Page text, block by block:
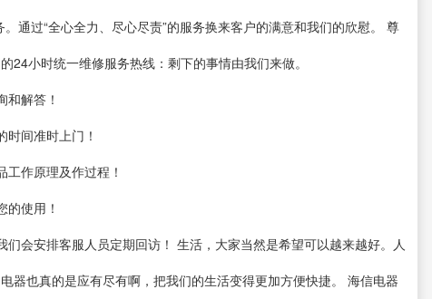
通过“全心全力、尽心尽责”的服务换来客户的满意和我们的欣慰。 尊
24小时统一维修服务热线：剩下的事情由我们来做。
解答！
间准时上门！
作原理及作过程！
使用！
会安排客服人员定期回访！ 生活，大家当然是希望可以越来越好。人
器也真的是应有尽有啊，把我们的生活变得更加方便快捷。 海信电器